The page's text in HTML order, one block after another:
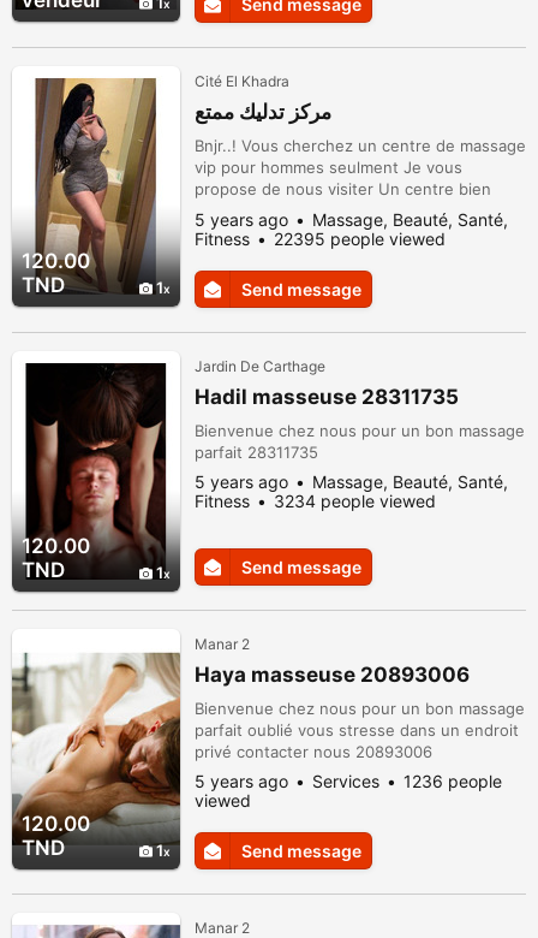
120.00
TND
1
Cité El Khadra
مركز تدليك ممتع
Bnjr..! Vous cherchez un centre de massage
vip pour hommes seulment Je vous
propose de nous visiter Un centre bien
sécurisé et très chic avec des conditions
des massages confortable Et quatree
masseuses au choix merci de nous
contacter pour avoir plus d'info
5 years ago
Massage, Beauté, Santé,
Fitness
22395 people viewed
Send message
120.00
TND
1
Jardin De Carthage
Hadil masseuse 28311735
Bienvenue chez nous pour un bon massage
parfait 28311735
5 years ago
Massage, Beauté, Santé,
Fitness
3234 people viewed
Send message
120.00
TND
1
Manar 2
Haya masseuse 20893006
Bienvenue chez nous pour un bon massage
parfait oublié vous stresse dans un endroit
privé contacter nous 20893006
5 years ago Services
1236 people
viewed
Send message
Manar 2